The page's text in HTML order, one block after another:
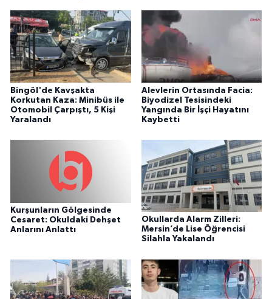
Bingöl'de Kavşakta
Korkutan Kaza: Minibüs ile
Otomobil Çarpıştı, 5 Kişi
Yaralandı
Alevlerin Ortasında Facia:
Biyodizel Tesisindeki
Yangında Bir İşçi Hayatını
Kaybetti
Kurşunların Gölgesinde
Cesaret: Okuldaki Dehşet
Anlarını Anlattı
Okullarda Alarm Zilleri:
Mersin’de Lise Öğrencisi
Silahla Yakalandı